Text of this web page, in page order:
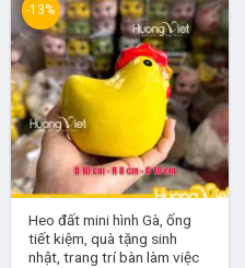
-13%
Heo đất mini hình Gà, ống
tiết kiệm, quà tặng sinh
nhật, trang trí bàn làm việc